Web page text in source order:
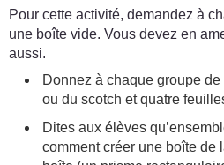
Pour cette activité, demandez à
une boîte vide. Vous devez en
aussi.
Donnez à chaque groupe
ou du scotch et quatre
Dites aux élèves
comment créer une boîte de